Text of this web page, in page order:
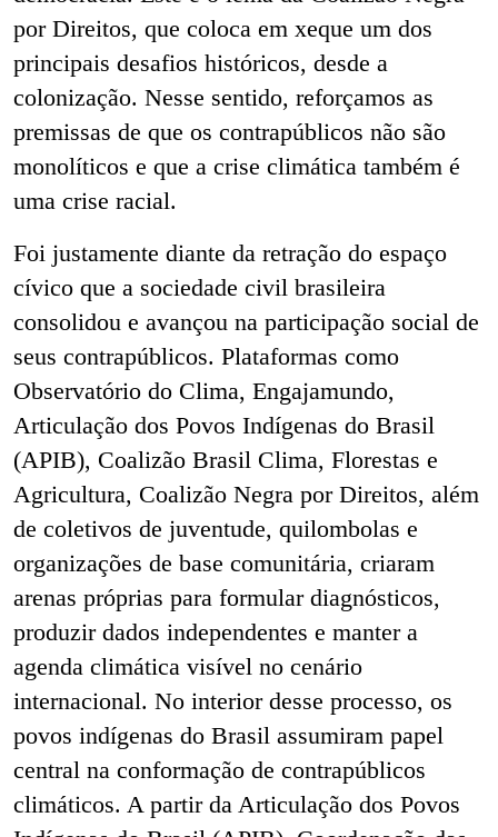
por Direitos, que coloca em xeque um dos
principais desafios históricos, desde a
colonização. Nesse sentido, reforçamos as
premissas de que os contrapúblicos não são
monolíticos e que a crise climática também é
uma crise racial.
Foi justamente diante da retração do espaço
cívico que a sociedade civil brasileira
consolidou e avançou na participação social de
seus contrapúblicos. Plataformas como
Observatório do Clima, Engajamundo,
Articulação dos Povos Indígenas do Brasil
(APIB), Coalizão Brasil Clima, Florestas e
Agricultura, Coalizão Negra por Direitos, além
de coletivos de juventude, quilombolas e
organizações de base comunitária, criaram
arenas próprias para formular diagnósticos,
produzir dados independentes e manter a
agenda climática visível no cenário
internacional. No interior desse processo, os
povos indígenas do Brasil assumiram papel
central na conformação de contrapúblicos
climáticos. A partir da Articulação dos Povos